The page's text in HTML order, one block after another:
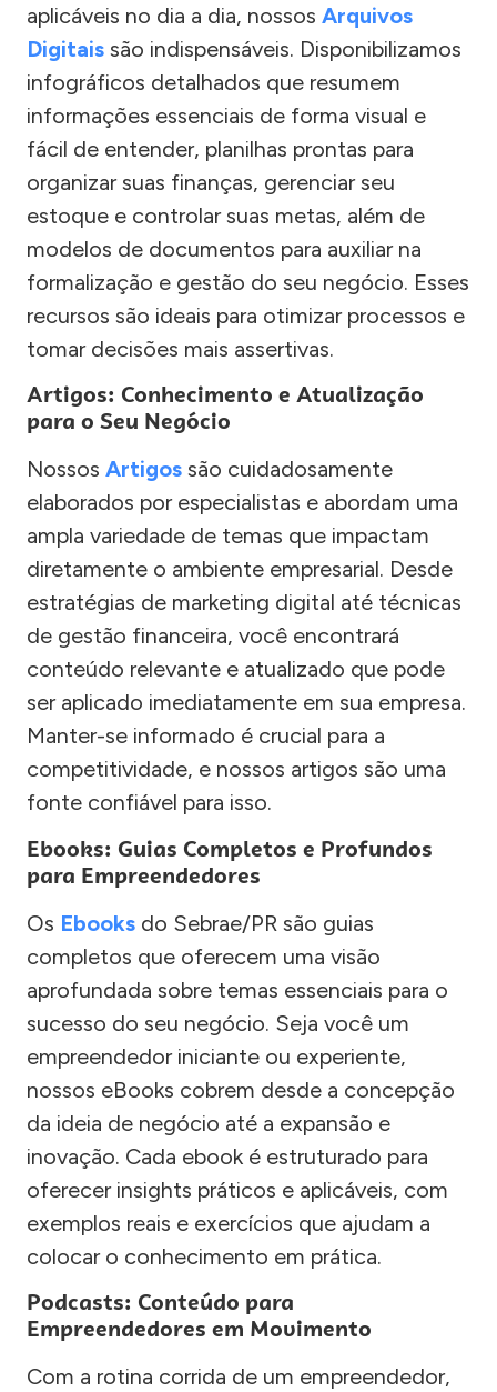
aplicáveis no dia a dia, nossos Arquivos
Digitais são indispensáveis. Disponibilizamos
infográficos detalhados que resumem
informações essenciais de forma visual e
fácil de entender, planilhas prontas para
organizar suas finanças, gerenciar seu
estoque e controlar suas metas, além de
modelos de documentos para auxiliar na
formalização e gestão do seu negócio. Esses
recursos são ideais para otimizar processos e
tomar decisões mais assertivas.
Artigos: Conhecimento e Atualização
para o Seu Negócio
Nossos Artigos são cuidadosamente
elaborados por especialistas e abordam uma
ampla variedade de temas que impactam
diretamente o ambiente empresarial. Desde
estratégias de marketing digital até técnicas
de gestão financeira, você encontrará
conteúdo relevante e atualizado que pode
ser aplicado imediatamente em sua empresa.
Manter-se informado é crucial para a
competitividade, e nossos artigos são uma
fonte confiável para isso.
Ebooks: Guias Completos e Profundos
para Empreendedores
Os Ebooks do Sebrae/PR são guias
completos que oferecem uma visão
aprofundada sobre temas essenciais para o
sucesso do seu negócio. Seja você um
empreendedor iniciante ou experiente,
nossos eBooks cobrem desde a concepção
da ideia de negócio até a expansão e
inovação. Cada ebook é estruturado para
oferecer insights práticos e aplicáveis, com
exemplos reais e exercícios que ajudam a
colocar o conhecimento em prática.
Podcasts: Conteúdo para
Empreendedores em Movimento
Com a rotina corrida de um empreendedor,